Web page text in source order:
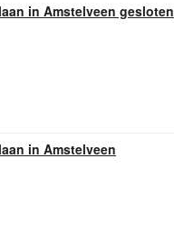
in Amstelveen gesloten
in Amstelveen